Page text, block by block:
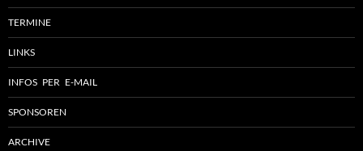
TERMINE
LINKS
INFOS PER E-MAIL
SPONSOREN
ARCHIVE